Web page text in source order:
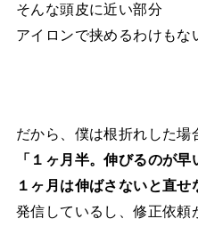
そんな頭皮に近い部分
アイロンで挟めるわけもな
だから、僕は根折れした場
「１ヶ月半。伸びるのが早
１ヶ月は伸ばさないと直せ
発信しているし、修正依頼